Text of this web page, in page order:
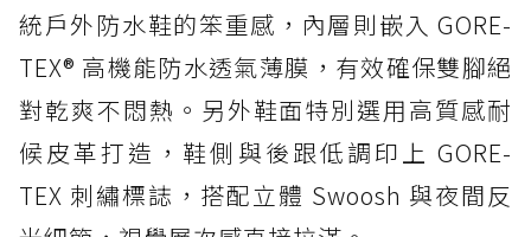
統戶外防水鞋的笨重感，內層則嵌入 GORE-
TEX® 高機能防水透氣薄膜，有效確保雙腳絕
對乾爽不悶熱。另外鞋面特別選用高質感耐
候皮革打造，鞋側與後跟低調印上 GORE-
TEX 刺繡標誌，搭配立體 Swoosh 與夜間反